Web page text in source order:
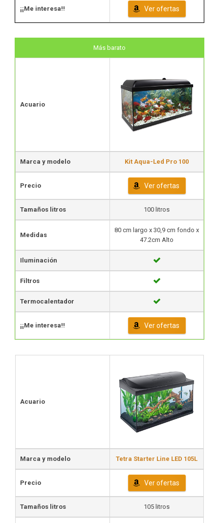
¡¡Me interesa!! Ver ofertas
Más barato
Acuario
Marca y modelo Kit Aqua-Led Pro 100
Precio Ver ofertas
Tamaños litros 100 litros
Medidas
80 cm largo x 30,9 cm fondo x
47.2cm Alto
Iluminación
Filtros
Termocalentador
¡¡Me interesa!! Ver ofertas
Acuario
Marca y modelo Tetra Starter Line LED 105L
Precio Ver ofertas
Tamaños litros 105 litros